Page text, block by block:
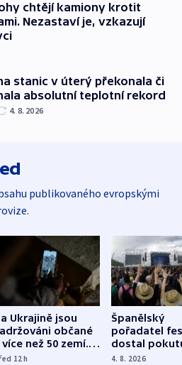
chtějí kamiony krotit
Nezastaví je, vzkazují
stanic v úterý překonala či
absolutní teplotní rekord
4. 8. 2026
publikovaného evropskými
Ukrajině jsou
občané
více než 50 zemí.
na straně
12h
Španělský
pořadatel
dostal
nekalé
4. 8. 2026